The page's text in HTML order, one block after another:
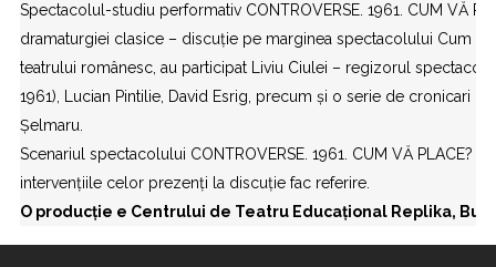
Spectacolul-studiu performativ CONTROVERSE. 1961. CUM VĂ
dramaturgiei clasice – discuție pe marginea spectacolului Cum
teatrului românesc, au participat Liviu Ciulei – regizorul
1961), Lucian Pintilie, David Esrig, precum și o serie de cronicari
Șelmaru.
Scenariul spectacolului CONTROVERSE. 1961. CUM VĂ
intervențiile celor prezenți la discuție fac referire.
O producție e Centrului de TeatruEducațional Replika,